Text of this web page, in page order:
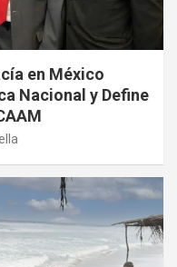
en México
Nacional y Define